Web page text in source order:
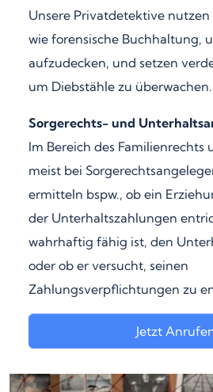
Unsere Privatdetektive
wie forensische Buchhaltung,
aufzudecken, und setzen
um Diebstähle zu überwachen.
Sorgerechts- und
Im Bereich des Familienrechts
meist bei
ermitteln bspw., ob ein
der Unterhaltszahlungen
wahrhaftig fähig ist, den
oder ob er versucht, seinen
Zahlungsverpflichtungen zu
Jetzt